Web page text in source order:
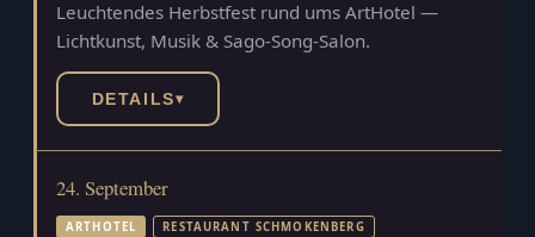
Leuchtendes Herbstfest rund ums ArtHotel —
Lichtkunst, Musik & Sago-Song-Salon.
DETAILS▾
24. September
ARTHOTEL RESTAURANT SCHMOKENBERG